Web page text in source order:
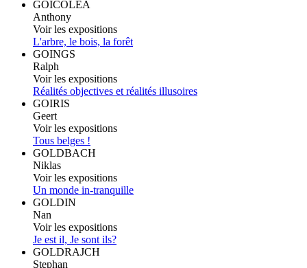
GOICOLEA
Anthony
Voir les expositions
L'arbre, le bois, la forêt
GOINGS
Ralph
Voir les expositions
Réalités objectives et réalités illusoires
GOIRIS
Geert
Voir les expositions
Tous belges !
GOLDBACH
Niklas
Voir les expositions
Un monde in-tranquille
GOLDIN
Nan
Voir les expositions
Je est il, Je sont ils?
GOLDRAJCH
Stephan